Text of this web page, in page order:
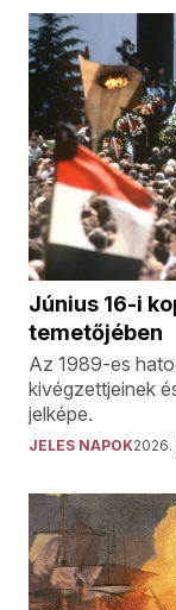
Június 16-i
temetőjében
Az 1989-es
kivégzettjeinek
jelképe.
JELES NAPOK2026.